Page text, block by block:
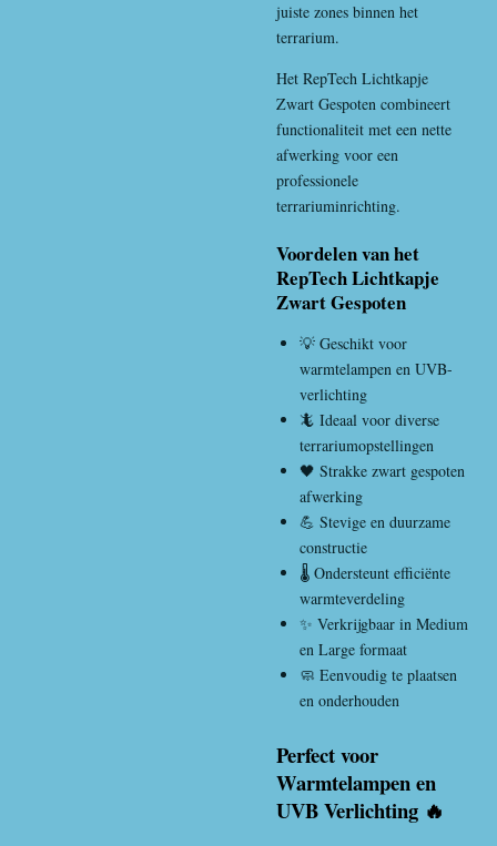
juiste zones binnen het
terrarium.
Het RepTech Lichtkapje
Zwart Gespoten combineert
functionaliteit met een nette
afwerking voor een
professionele
terrariuminrichting.
Voordelen van het
RepTech Lichtkapje
Zwart Gespoten
💡 Geschikt voor
warmtelampen en UVB-
verlichting
🦎 Ideaal voor diverse
terrariumopstellingen
🖤 Strakke zwart gespoten
afwerking
💪 Stevige en duurzame
constructie
🌡️ Ondersteunt efficiënte
warmteverdeling
✨ Verkrijgbaar in Medium
en Large formaat
🧼 Eenvoudig te plaatsen
en onderhouden
Perfect voor
Warmtelampen en
UVB Verlichting 🔥